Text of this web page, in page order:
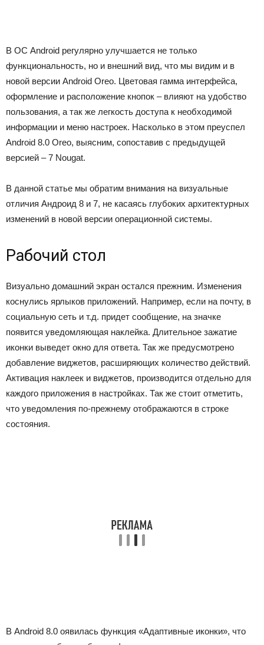
В ОС Android регулярно улучшается не только
функциональность, но и внешний вид, что мы видим и в
новой версии Android Oreo. Цветовая гамма интерфейса,
оформление и расположение кнопок – влияют на удобство
пользования, а так же легкость доступа к необходимой
информации и меню настроек. Насколько в этом преуспел
Android 8.0 Oreo, выясним, сопоставив с предыдущей
версией – 7 Nougat.
В данной статье мы обратим внимания на визуальные
отличия Андроид 8 и 7, не касаясь глубоких архитектурных
изменений в новой версии операционной системы.
Рабочий стол
Визуально домашний экран остался прежним. Изменения
коснулись ярлыков приложений. Например, если на почту, в
социальную сеть и т.д. придет сообщение, на значке
появится уведомляющая наклейка. Длительное зажатие
иконки выведет окно для ответа. Так же предусмотрено
добавление виджетов, расширяющих количество действий.
Активация наклеек и виджетов, производится отдельно для
каждого приложения в настройках. Так же стоит отметить,
что уведомления по-прежнему отображаются в строке
состояния.
В Android 8.0 оявилась функция «Адаптивные иконки», что